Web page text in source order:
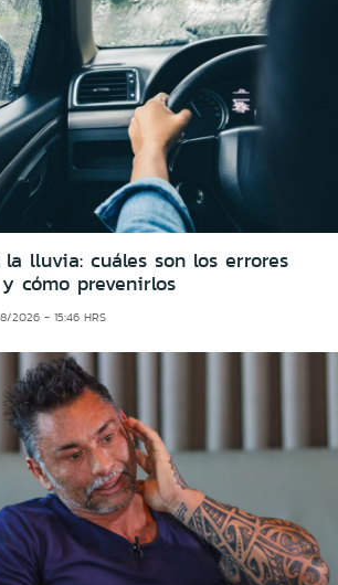
lluvia: cuáles son los errores
cómo prevenirlos
2026 - 15:46 HRS